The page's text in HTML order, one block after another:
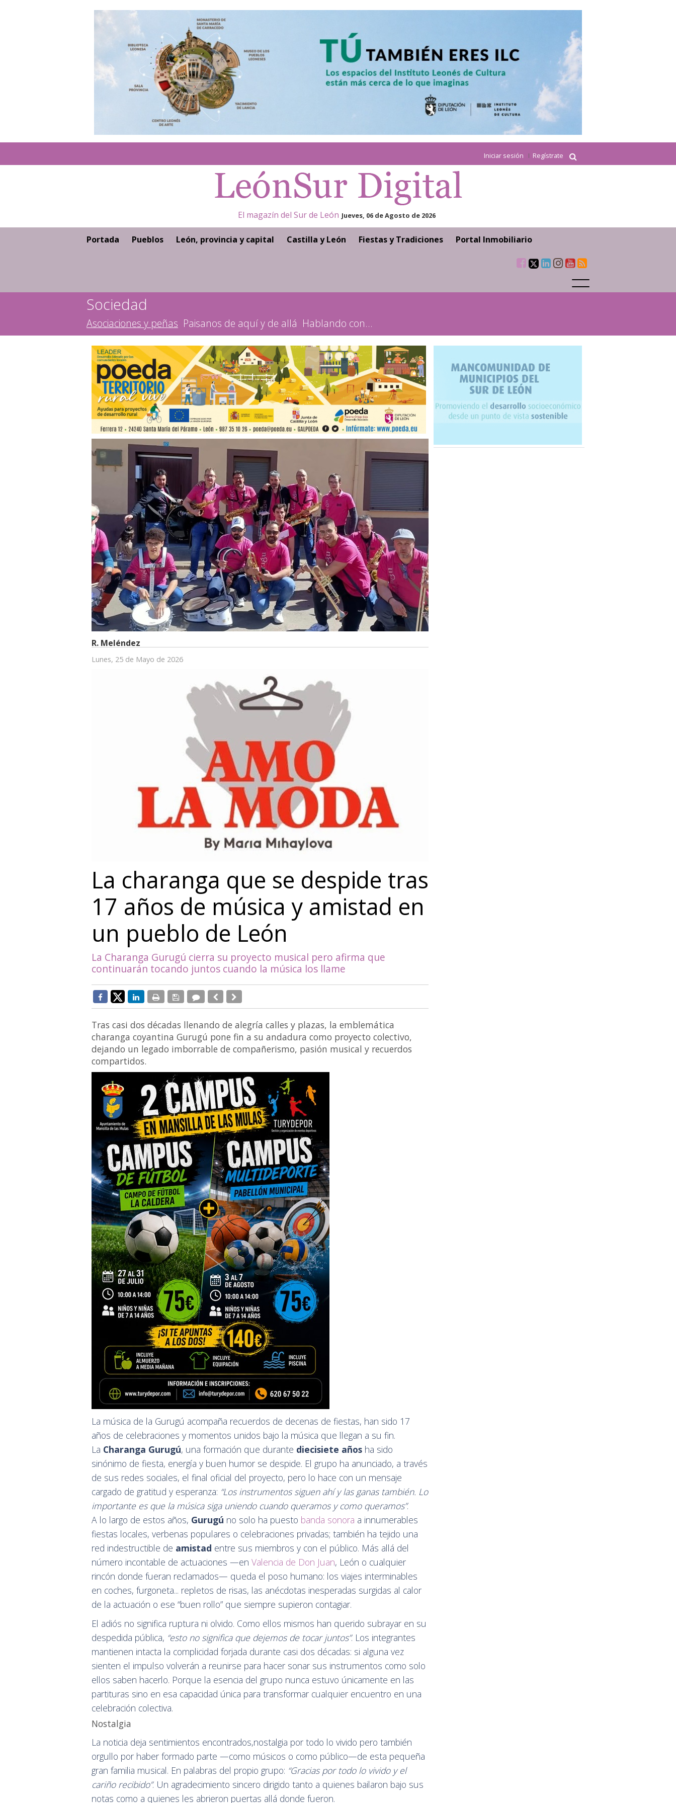
Iniciar sesión Regístrate
El magazín del Sur de León Jueves, 06 de Agosto de 2026
Portada Pueblos León, provincia y capital Castilla y León Fiestas y Tradiciones Portal Inmobiliario
Sociedad
Asociaciones y peñas Paisanos de aquí y de allá Hablando con...
R. Meléndez
Lunes, 25 de Mayo de 2026
La charanga que se despide tras
17 años de música y amistad en
un pueblo de León
La Charanga Gurugú cierra su proyecto musical pero afirma que
continuarán tocando juntos cuando la música los llame
Tras casi dos décadas llenando de alegría calles y plazas, la emblemática
charanga coyantina Gurugú pone fin a su andadura como proyecto colectivo,
dejando un legado imborrable de compañerismo, pasión musical y recuerdos
compartidos.
La música de la Gurugú acompaña recuerdos de decenas de fiestas, han sido 17
años de celebraciones y momentos unidos bajo la música que llegan a su fin.
La Charanga Gurugú, una formación que durante diecisiete años ha sido
sinónimo de fiesta, energía y buen humor se despide. El grupo ha anunciado, a través
de sus redes sociales, el final oficial del proyecto, pero lo hace con un mensaje
cargado de gratitud y esperanza: “Los instrumentos siguen ahí y las ganas también. Lo
importante es que la música siga uniendo cuando queramos y como queramos”.
A lo largo de estos años, Gurugú no solo ha puesto banda sonora a innumerables
fiestas locales, verbenas populares o celebraciones privadas; también ha tejido una
red indestructible de amistad entre sus miembros y con el público. Más allá del
número incontable de actuaciones —en Valencia de Don Juan, León o cualquier
rincón donde fueran reclamados— queda el poso humano: los viajes interminables
en coches, furgoneta... repletos de risas, las anécdotas inesperadas surgidas al calor
de la actuación o ese “buen rollo” que siempre supieron contagiar.
El adiós no significa ruptura ni olvido. Como ellos mismos han querido subrayar en su
despedida pública, “esto no significa que dejemos de tocar juntos”. Los integrantes
mantienen intacta la complicidad forjada durante casi dos décadas: si alguna vez
sienten el impulso volverán a reunirse para hacer sonar sus instrumentos como solo
ellos saben hacerlo. Porque la esencia del grupo nunca estuvo únicamente en las
partituras sino en esa capacidad única para transformar cualquier encuentro en una
celebración colectiva.
Nostalgia
La noticia deja sentimientos encontrados,nostalgia por todo lo vivido pero también
orgullo por haber formado parte —como músicos o como público—de esta pequeña
gran familia musical. En palabras del propio grupo: “Gracias por todo lo vivido y el
cariño recibido”. Un agradecimiento sincero dirigido tanto a quienes bailaron bajo sus
notas como a quienes les abrieron puertas allá donde fueron.